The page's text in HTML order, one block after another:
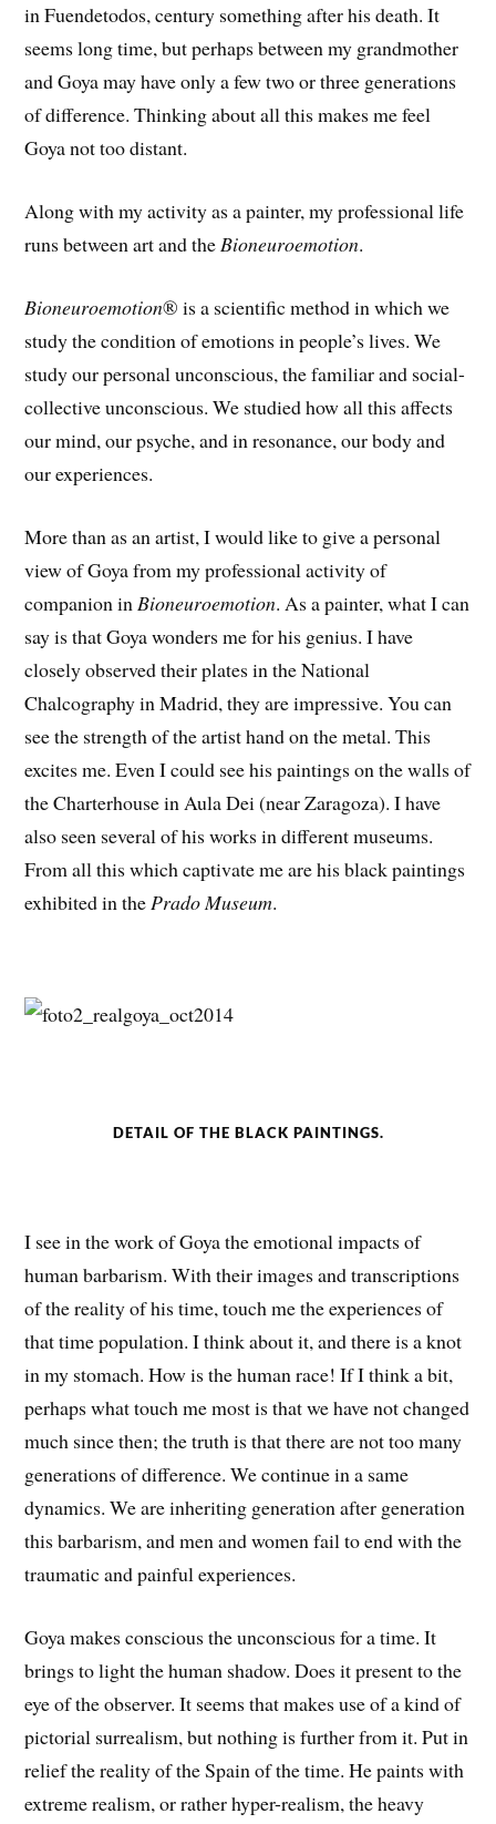
in Fuendetodos, century something after his death. It
seems long time, but perhaps between my grandmother
and Goya may have only a few two or three generations
of difference. Thinking about all this makes me feel
Goya not too distant.
Along with my activity as a painter, my professional life
runs between art and theBioneuroemotion.
Bioneuroemotion® is a scientific method in which we
study the condition of emotions in people’s lives. We
study our personal unconscious, the familiar and social-
collective unconscious. We studied how all this affects
our mind, our psyche, and in resonance, our body and
our experiences.
More than as an artist, I would like to give a personal
view of Goya from my professional activity of
companion in Bioneuroemotion. As a painter, what I can
say is that Goya wonders me for his genius. I have
closely observed their plates in the National
Chalcography in Madrid, they are impressive. You can
see the strength of the artist hand on the metal. This
excites me. Even I could see his paintings on the walls of
the Charterhouse in Aula Dei (near Zaragoza). I have
also seen several of his works in different museums.
From all this which captivate me are his black paintings
exhibited in the Prado Museum.
DETAIL OF THE BLACK PAINTINGS.
I see in the work of Goya the emotional impacts of
human barbarism. With their images and transcriptions
of the reality of his time, touch me the experiences of
that time population. I think about it, and there is a knot
in my stomach. How is the human race! If I think a bit,
perhaps what touch me most is that we have not changed
much since then; the truth is that there are not too many
generations of difference. We continue in a same
dynamics. We are inheriting generation after generation
this barbarism, and men and women fail to end with the
traumatic and painful experiences.
Goya makes conscious the unconscious for a time. It
brings to light the human shadow. Does it present to the
eye of the observer. It seems that makes use of a kind of
pictorial surrealism, but nothing is further from it. Put in
relief the reality of the Spain of the time. He paints with
extreme realism, or rather hyper-realism, the heavy